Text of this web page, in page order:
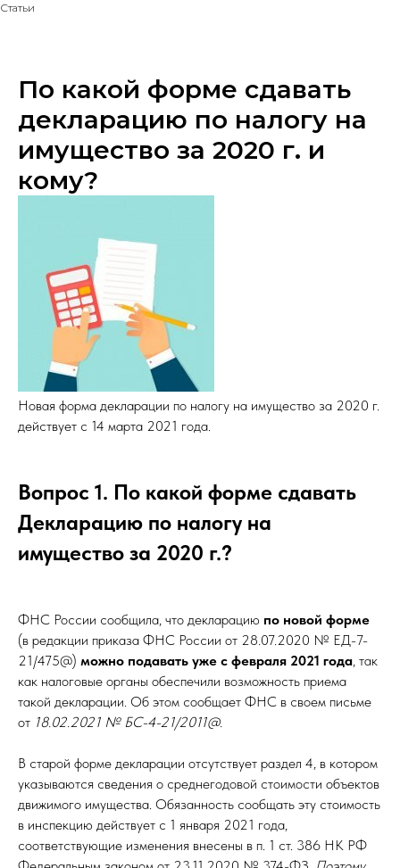
Статьи
По какой форме сдавать
декларацию по налогу на
имущество за 2020 г. и
кому?
Новая форма декларации по налогу на имущество за 2020 г.
действует с 14 марта 2021 года.
Вопрос 1. По какой форме сдавать
Декларацию по налогу на
имущество за 2020 г.?
ФНС России сообщила, что декларацию по новой форме
(в редакции приказа ФНС России от 28.07.2020 № ЕД-7-
21/475@) можно подавать уже с февраля 2021 года, так
как налоговые органы обеспечили возможность приема
такой декларации. Об этом сообщает ФНС в своем письме
от 18.02.2021 № БС-4-21/2011@.
В старой форме декларации отсутствует раздел 4, в котором
указываются сведения о среднегодовой стоимости объектов
движимого имущества. Обязанность сообщать эту стоимость
в инспекцию действует с 1 января 2021 года,
соответствующие изменения внесены в п. 1 ст. 386 НК РФ